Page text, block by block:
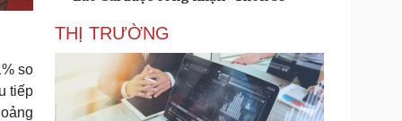
so
tiếp
THỊ TRƯỜNG